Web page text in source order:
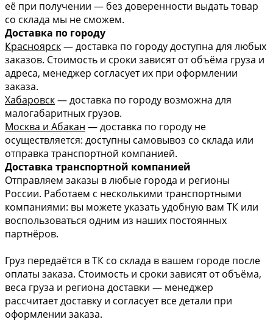
её при получении — без доверенности выдать товар
со склада мы не сможем.
Доставка по городу
Красноярск— доставка по городу доступна для любых
заказов. Стоимость и сроки зависят от объёма груза и
адреса, менеджер согласует их при оформлении
заказа.
Хабаровск— доставка по городу возможна для
малогабаритных грузов.
Москва и Абакан — доставка по городу не
осуществляется: доступны самовывоз со склада или
отправка транспортной компанией.
Доставка транспортной компанией
Отправляем заказы в любые города и регионы
России. Работаем с несколькими транспортными
компаниями: вы можете указать удобную вам ТК или
воспользоваться одним из наших постоянных
партнёров.
Груз передаётся в ТК со склада в вашем городе после
оплаты заказа. Стоимость и сроки зависят от объёма,
веса груза и региона доставки — менеджер
рассчитает доставку и согласует все детали при
оформлении заказа.